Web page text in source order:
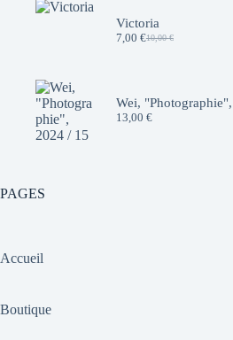
10,00 €.
7,00 €.
Victoria
10,00€
Le
10,00 €.
7,00 €Le
7,00 €.
Wei,
13,00 €
PAGES
Accueil
Boutique